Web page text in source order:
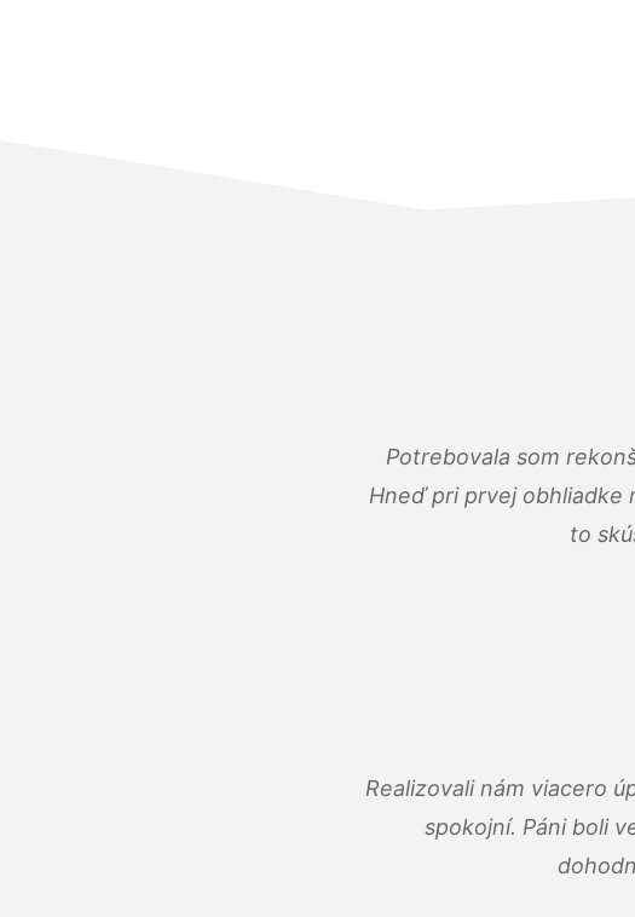
Potrebovala som
Hneď pri prvej obhliadke
to
Realizovali nám viacero
spokojní. Páni boli